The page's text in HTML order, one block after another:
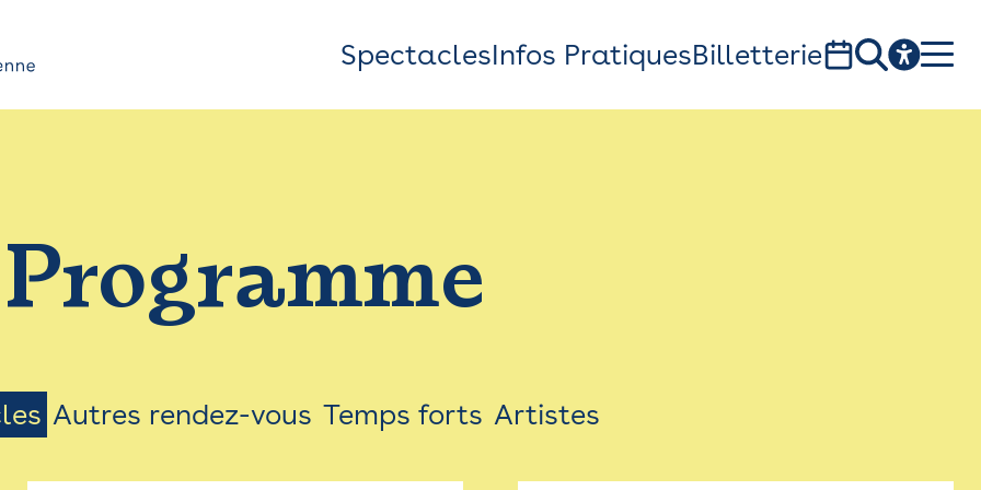
Top
Bar
Menu
SpectaclesInfos PratiquesBilletterie
1, av. du Chateau d'eau - 31300 Toulouse
Programme
Autres rendez-vous Temps forts Artistes